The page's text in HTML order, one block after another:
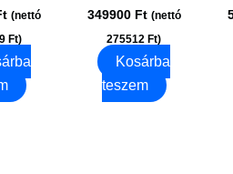
(nettó
Ft)
349900 Ft (nettó
275512 Ft)
Kosárba
teszem